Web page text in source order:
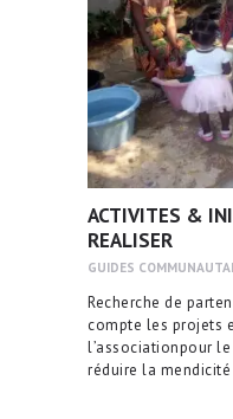
ACTIVITES &
REALISER
GUIDES
Recherche de
compte les projets
l’associationpour
réduire la